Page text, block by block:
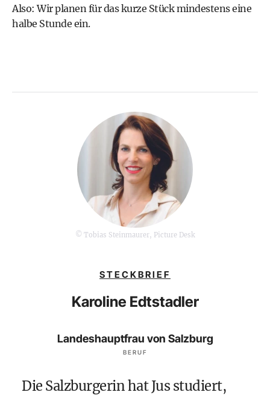
Also: Wir planen für das kurze Stück mindestens eine
halbe Stunde ein.
© Tobias Steinmaurer, Picture Desk
STECKBRIEF
Karoline Edtstadler
BERUF
Landeshauptfrau von Salzburg
Die Salzburgerin hat Jus studiert,